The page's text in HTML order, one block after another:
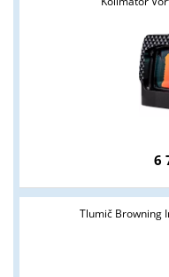
6
Tlumič Browning
Tyto stránky jsou určeny
podnikatelům v